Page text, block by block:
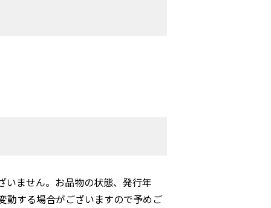
ません。お品物の状態、発行年
動する場合がございますので予めご